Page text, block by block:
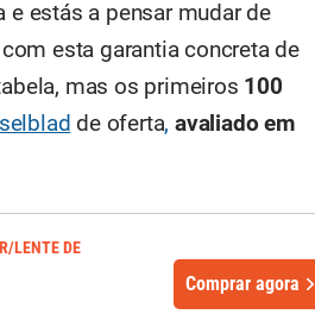
estás a pensar mudar de
esta garantia concreta de
mas os primeiros 100
de oferta, avaliado em
LENTE DE
Comprar agora